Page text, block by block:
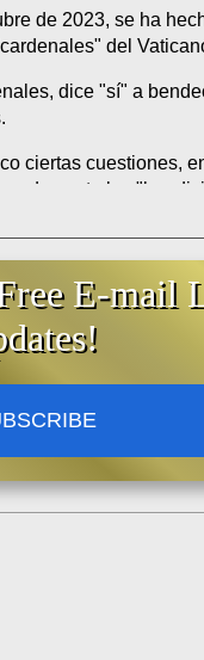
de 2023, se ha
del
dice "sí" a
ciertas cuestiones,
descarta las
que los párrocos
las aprobó.
adecuadamente si
que no transmitan
se pide una
un ruego para poder
personas del
sexo. Quien diga lo
E-mail